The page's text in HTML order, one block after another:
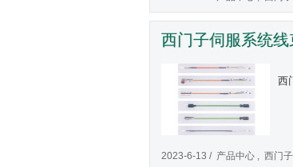
西门子伺服系统线
西
2023-6-13 / 产品中心 , 西门